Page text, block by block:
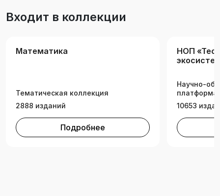
очной и заочной форм обучения.
Входит в коллекции
Математика
Тематическая коллекция
2888 изданий
Подробнее
НОП
Научно-
платформа
10653